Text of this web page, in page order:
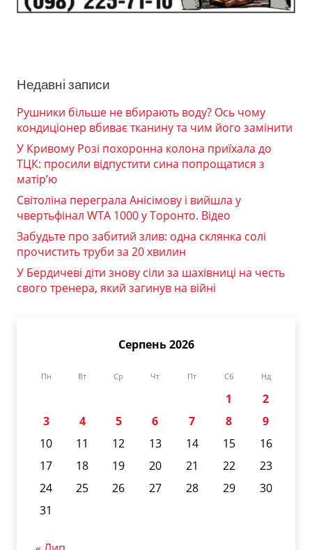
Недавні записи
Рушники більше не вбирають воду? Ось чому
кондиціонер вбиває тканину та чим його замінити
У Кривому Розі похоронна колона приїхала до
ТЦК: просили відпустити сина попрощатися з
матір’ю
Світоліна переграла Анісімову і вийшла у
чвертьфінал WTA 1000 у Торонто. Відео
Забудьте про забитий злив: одна склянка солі
прочистить труби за 20 хвилин
У Бердичеві діти знову сіли за шахівниці на честь
свого тренера, який загинув на війні
Серпень 2026
Пн Вт Ср Чт Пт Сб Нд
1
2
3
4 5 6 7 8
9
10
11 12 13 14 15
16
17
18 19 20 21 22
23
24
25 26 27 28 29
30
31